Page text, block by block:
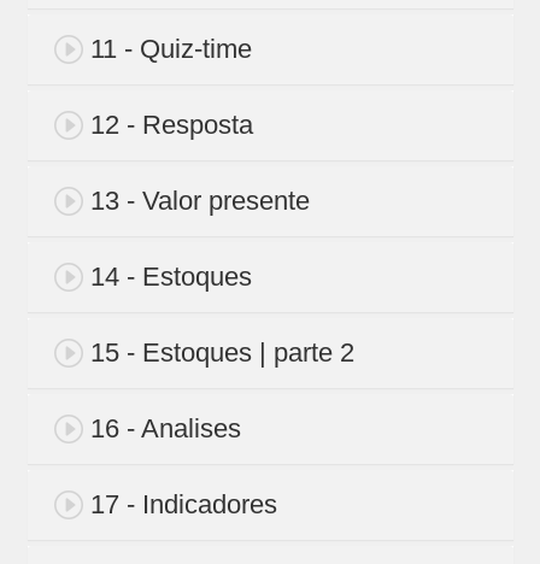
11 - Quiz-time
12 - Resposta
13 - Valor presente
14 - Estoques
15 - Estoques | parte 2
16 - Analises
17 - Indicadores